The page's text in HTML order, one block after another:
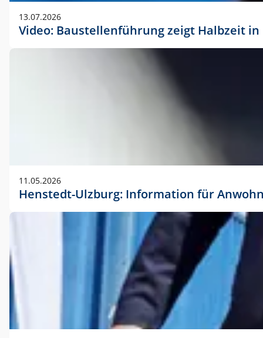
13.07.2026
Video: Baustellenführung zeigt Halbzeit
11.05.2026
Henstedt-Ulzburg: Information für